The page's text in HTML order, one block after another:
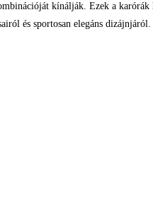
kínálják. Ezek a
és sportosan elegáns